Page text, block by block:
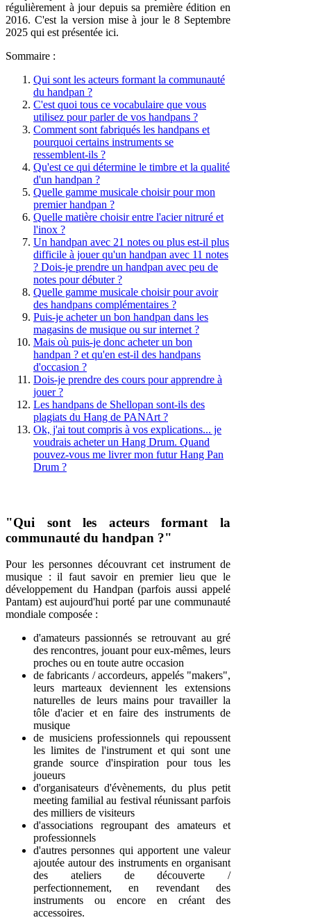
régulièrement à jour depuis sa première édition en
2016. C'est la version mise à jour le 8 Septembre
2025 qui est présentée ici.
Sommaire :
Qui sont les acteurs formant la communauté
du handpan ?
C'est quoi tous ce vocabulaire que vous
utilisez pour parler de vos handpans ?
Comment sont fabriqués les handpans et
pourquoi certains instruments se
ressemblent-ils ?
Qu'est ce qui détermine le timbre et la qualité
d'un handpan ?
Quelle gamme musicale choisir pour mon
premier handpan ?
Quelle matière choisir entre l'acier nitruré et
l'inox ?
Un handpan avec 21 notes ou plus est-il plus
difficile à jouer qu'un handpan avec 11 notes
? Dois-je prendre un handpan avec peu de
notes pour débuter ?
Quelle gamme musicale choisir pour avoir
des handpans complémentaires ?
Puis-je acheter un bon handpan dans les
magasins de musique ou sur internet ?
Mais où puis-je donc acheter un bon
handpan ? et qu'en est-il des handpans
d'occasion ?
Dois-je prendre des cours pour apprendre à
jouer ?
Les handpans de Shellopan sont-ils des
plagiats du Hang de PANArt ?
Ok, j'ai tout compris à vos explications... je
voudrais acheter un Hang Drum. Quand
pouvez-vous me livrer mon futur Hang Pan
Drum ?
"Qui sont les acteurs formant la
communauté du handpan ?"
Pour les personnes découvrant cet instrument de
musique : il faut savoir en premier lieu que le
développement du Handpan (parfois aussi appelé
Pantam) est aujourd'hui porté par une communauté
mondiale composée :
d'amateurs passionnés se retrouvant au gré
des rencontres, jouant pour eux-mêmes, leurs
proches ou en toute autre occasion
de fabricants / accordeurs, appelés "makers",
leurs marteaux deviennent les extensions
naturelles de leurs mains pour travailler la
tôle d'acier et en faire des instruments de
musique
de musiciens professionnels qui repoussent
les limites de l'instrument et qui sont une
grande source d'inspiration pour tous les
joueurs
d'organisateurs d'évènements, du plus petit
meeting familial au festival réunissant parfois
des milliers de visiteurs
d'associations regroupant des amateurs et
professionnels
d'autres personnes qui apportent une valeur
ajoutée autour des instruments en organisant
des ateliers de découverte /
perfectionnement, en revendant des
instruments ou encore en créant des
accessoires.